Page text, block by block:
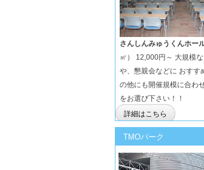
さんしんみゅうくんホー
㎡） 12,000円～ 大規模
や、懇親会などに おすす
の他にも開催規模に合わ
をお選び下さい！！
詳細はこちら
TMOパーク